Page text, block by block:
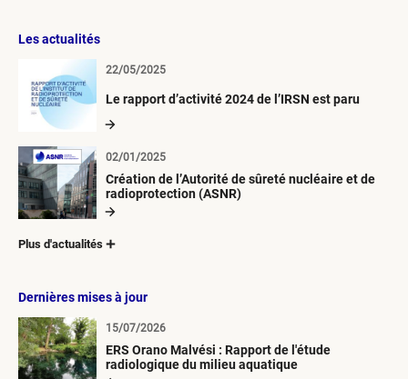
Les actualités
Le rapport d’activité 2024 de l’IRSN est paru
22/05/2025
Création de l’Autorité de sûreté nucléaire et de
radioprotection (ASNR)
02/01/2025
Plus d'actualités
Dernières mises à jour
ERS Orano Malvési : Rapport de l'étude
radiologique du milieu aquatique
15/07/2026